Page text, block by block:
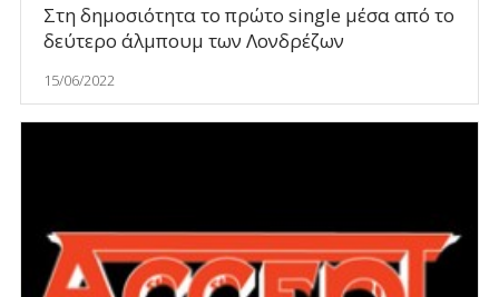
Στη δημοσιότητα το πρώτο single μέσα από το
δεύτερο άλμπουμ των Λονδρέζων
15/06/2022